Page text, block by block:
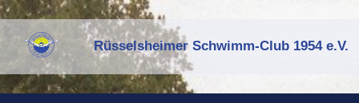
Rüsselsheimer Schwimm-Club 1954 e.V.